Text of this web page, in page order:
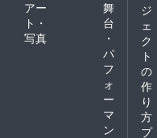
アー
ト・
写真
舞
台
・
パ
フ
ォ
ー
マ
ン
ジ
ェ
ク
ト
の
作
り
方
プ